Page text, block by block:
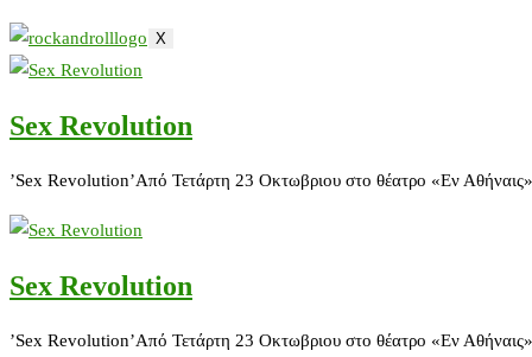
X
Sex Revolution
’Sex Revolution’Από Τετάρτη 23 Οκτωβριου στο θέατρο «Εν
Sex Revolution
’Sex Revolution’Από Τετάρτη 23 Οκτωβριου στο θέατρο «Εν